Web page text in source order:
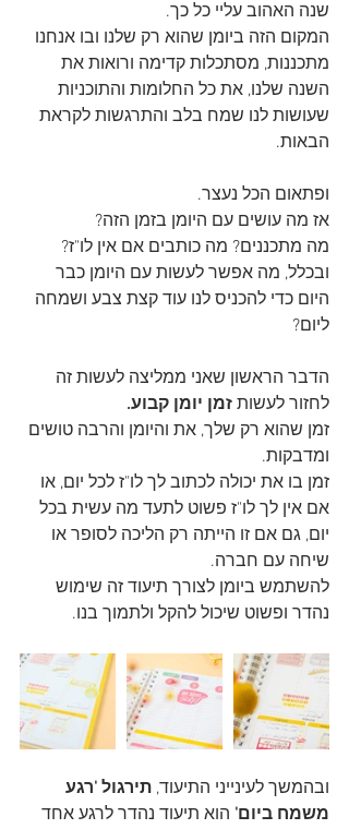
שנה האהוב עליי כל כך.
המקום הזה ביומן שהוא רק שלנו ובו אנחנו
מתכננות, מסתכלות קדימה ורואות את
השנה שלנו, את כל החלומות והתוכניות
שעושות לנו שמח בלב והתרגשות לקראת
הבאות.
ופתאום הכל נעצר.
אז מה עושים עם היומן בזמן הזה?
מה מתכננים? מה כותבים אם אין לו"ז?
ובכלל, מה אפשר לעשות עם היומן כבר
היום כדי להכניס לנו עוד קצת צבע ושמחה
ליום?
הדבר הראשון שאני ממליצה לעשות זה
לחזור לעשות זמן יומן קבוע.
זמן שהוא רק שלך, את והיומן והרבה טושים
ומדבקות.
זמן בו את יכולה לכתוב לך לו"ז לכל יום, או
אם אין לך לו"ז פשוט לתעד מה עשית בכל
יום, גם אם זו הייתה רק הליכה לסופר או
שיחה עם חברה.
להשתמש ביומן לצורך תיעוד זה שימוש
נהדר ופשוט שיכול להקל ולתמוך בנו.
ובהמשך לעינייני התיעוד, תירגול 'רגע
משמח ביום' הוא תיעוד נהדר לרגע אחד